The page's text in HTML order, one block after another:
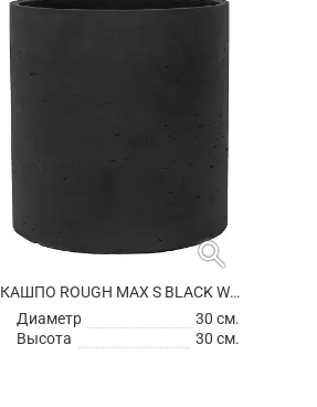
search
КАШПО ROUGH MAX S BLACK WASHED
Диаметр
30 см.
Высота
30 см.